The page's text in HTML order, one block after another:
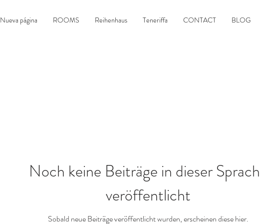
Nueva página ROOMS Reihenhaus Teneriffa CONTACT BLOG
Noch keine Beiträge in dieser
veröffentlicht
Sobald neue Beiträge veröffentlicht wurden, erscheinen diese hier.